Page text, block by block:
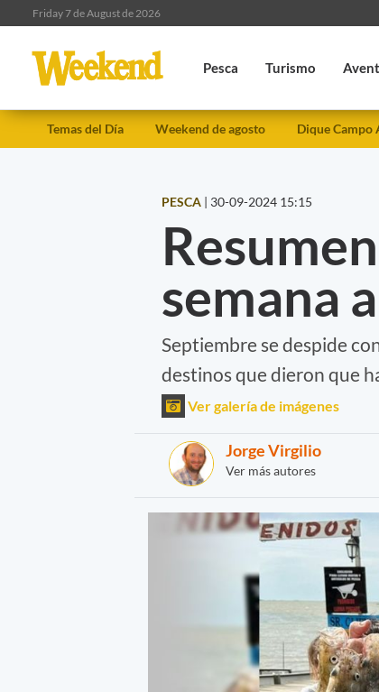
Friday 7 de August de 2026
Pesca Turismo
Temas del Día Weekend de agosto Dique Campo
PESCA | 30-09-2024 15:15
semana
Septiembre se despide
destinos que dieron que
Ver galería de imágenes
Jorge Virgilio
Ver más autores